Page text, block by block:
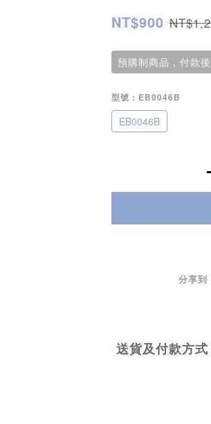
NT$900
預購制商品，付款
型號 : EB0046B
EB0046B
分享到
送貨及付款方式